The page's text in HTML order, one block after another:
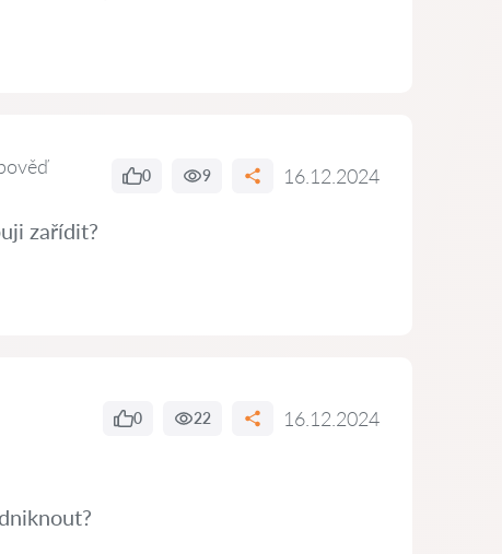
0 9 16.12.2024
zařídit?
0 22 16.12.2024